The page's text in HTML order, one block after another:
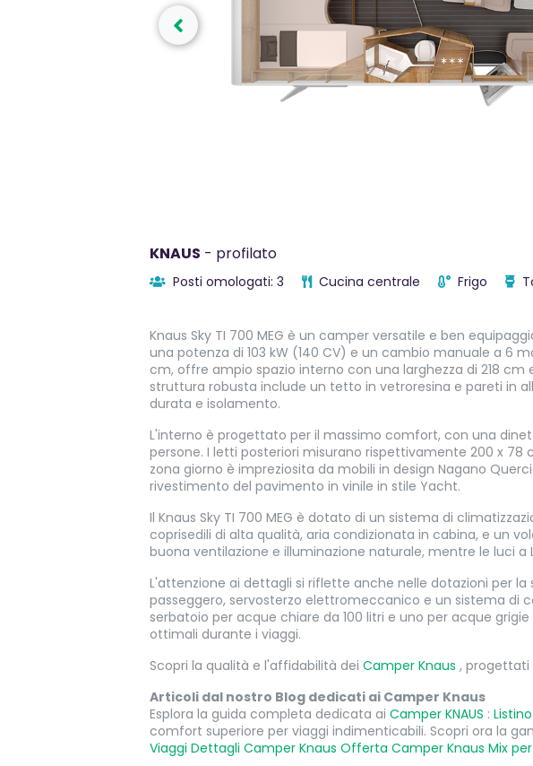
KNAUS - profilato
Posti omologati: 3 Cucina centrale Frigo
Knaus Sky TI 700 MEG è un camper versatile e ben
una potenza di 103 kW (140 CV) e un cambio manuale a 6
cm, offre ampio spazio interno con una larghezza di 218
struttura robusta include un tetto in vetroresina e pareti in
durata e isolamento.
L'interno è progettato per il massimo comfort, con una
persone. I letti posteriori misurano rispettivamente 200 x 78
zona giorno è impreziosita da mobili in design Nagano
rivestimento del pavimento in vinile in stile Yacht.
Il Knaus Sky TI 700 MEG è dotato di un sistema di
coprisedili di alta qualità, aria condizionata in cabina, e un
buona ventilazione e illuminazione naturale, mentre le luci a
L'attenzione ai dettagli si riflette anche nelle dotazioni per la
passeggero, servosterzo elettromeccanico e un sistema di
serbatoio per acque chiare da 100 litri e uno per acque
ottimali durante i viaggi.
Scopri la qualità e l'affidabilità dei Camper Knaus , progettati
Articoli dal nostro Blog dedicati ai Camper Knaus
Esplora la guida completa dedicata ai Camper KNAUS :
comfort superiore per viaggi indimenticabili. Scopri ora la
Viaggi Dettagli Camper Knaus Offerta Camper Knaus Mix